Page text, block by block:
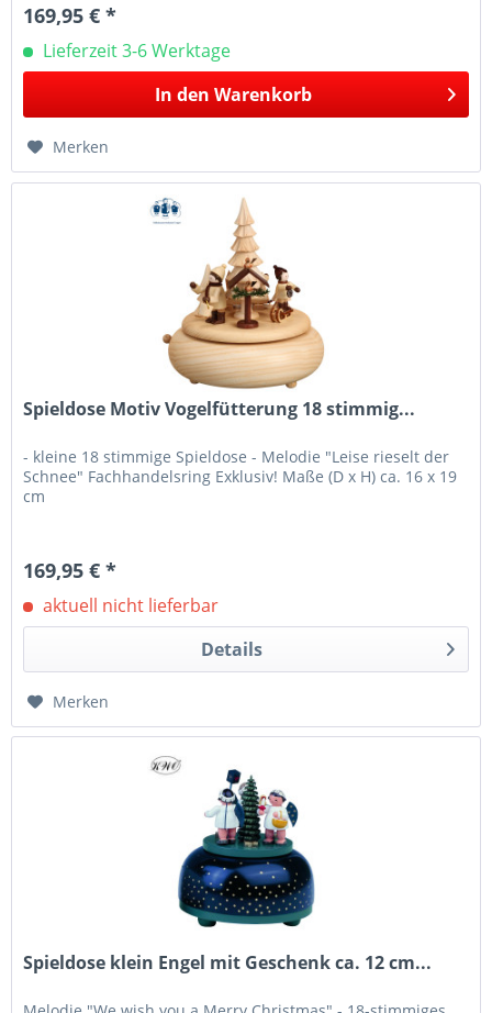
169,95 € *
Lieferzeit 3-6 Werktage
In den Warenkorb
Merken
Spieldose Motiv Vogelfütterung 18 stimmig...
- kleine 18 stimmige Spieldose - Melodie "Leise rieselt der
Schnee" Fachhandelsring Exklusiv! Maße (D x H) ca. 16 x 19
cm
169,95 € *
aktuell nicht lieferbar
Details
Merken
Spieldose klein Engel mit Geschenk ca. 12 cm...